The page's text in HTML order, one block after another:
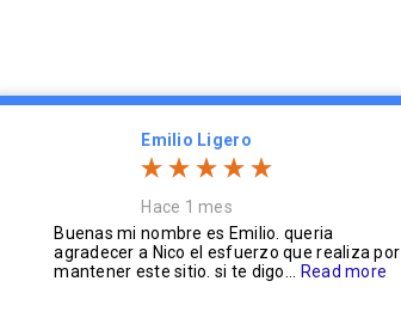
Emilio Ligero
Hace 1 mes
Buenas mi nombre es Emilio. queria
agradecer a Nico el esfuerzo que realiza por
mantener este sitio. si te digo... Read more